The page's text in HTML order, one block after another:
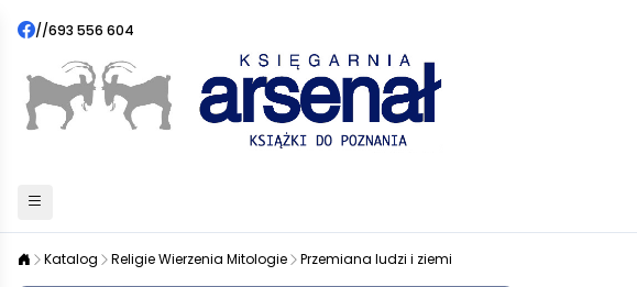
//693 556 604
Katalog Religie Wierzenia Mitologie Przemiana ludzi i ziemi